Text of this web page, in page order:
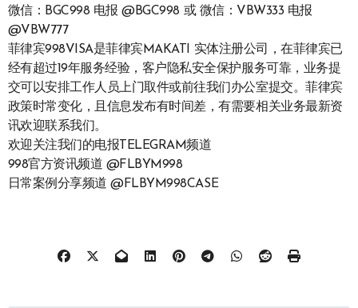
微信：BGC998 电报 @BGC998 或 微信：VBW333 电报
@VBW777
菲律宾998VISA是菲律宾MAKATI 实体注册公司，在菲律宾已
经有超过19年服务经验，客户隐私安全保护服务可靠，业务提
交可以安排工作人员上门取件或前往我们办公室提交。菲律宾
政策时常变化，且信息发布有时间差，有需要相关业务最新资
讯欢迎联系我们。
欢迎关注我们的电报TELEGRAM频道
998官方资讯频道 @FLBYM998
日常案例分享频道 @FLBYM998CASE